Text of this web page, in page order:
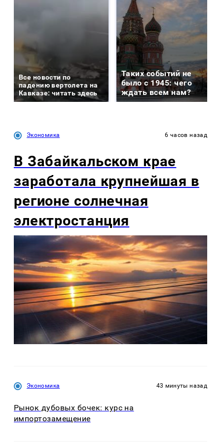
Все новости по
падению вертолета на
Кавказе: читать здесь
Таких событий не
было с 1945: чего
ждать всем нам?
Экономика 6 часов назад
В Забайкальском крае
заработала крупнейшая в
регионе солнечная
электростанция
Экономика 43 минуты назад
Рынок дубовых бочек: курс на
импортозамещение